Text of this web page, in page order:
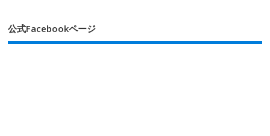
公式Facebookページ